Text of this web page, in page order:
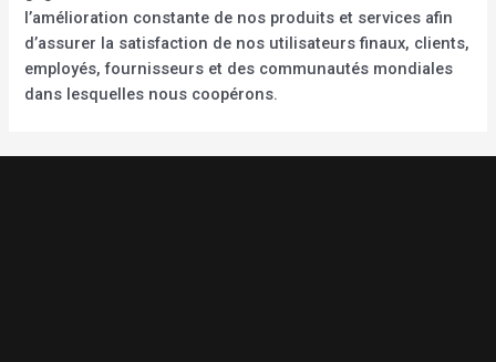
l’amélioration constante de nos produits et services afin
d’assurer la satisfaction de nos utilisateurs finaux, clients,
employés, fournisseurs et des communautés mondiales
dans lesquelles nous coopérons.